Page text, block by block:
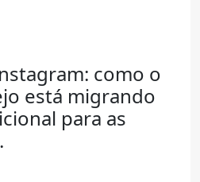
como o
está migrando
para as